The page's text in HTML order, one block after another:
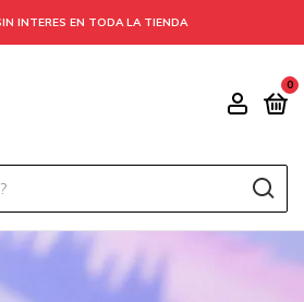
INTERES EN TODA LA TIENDA
0